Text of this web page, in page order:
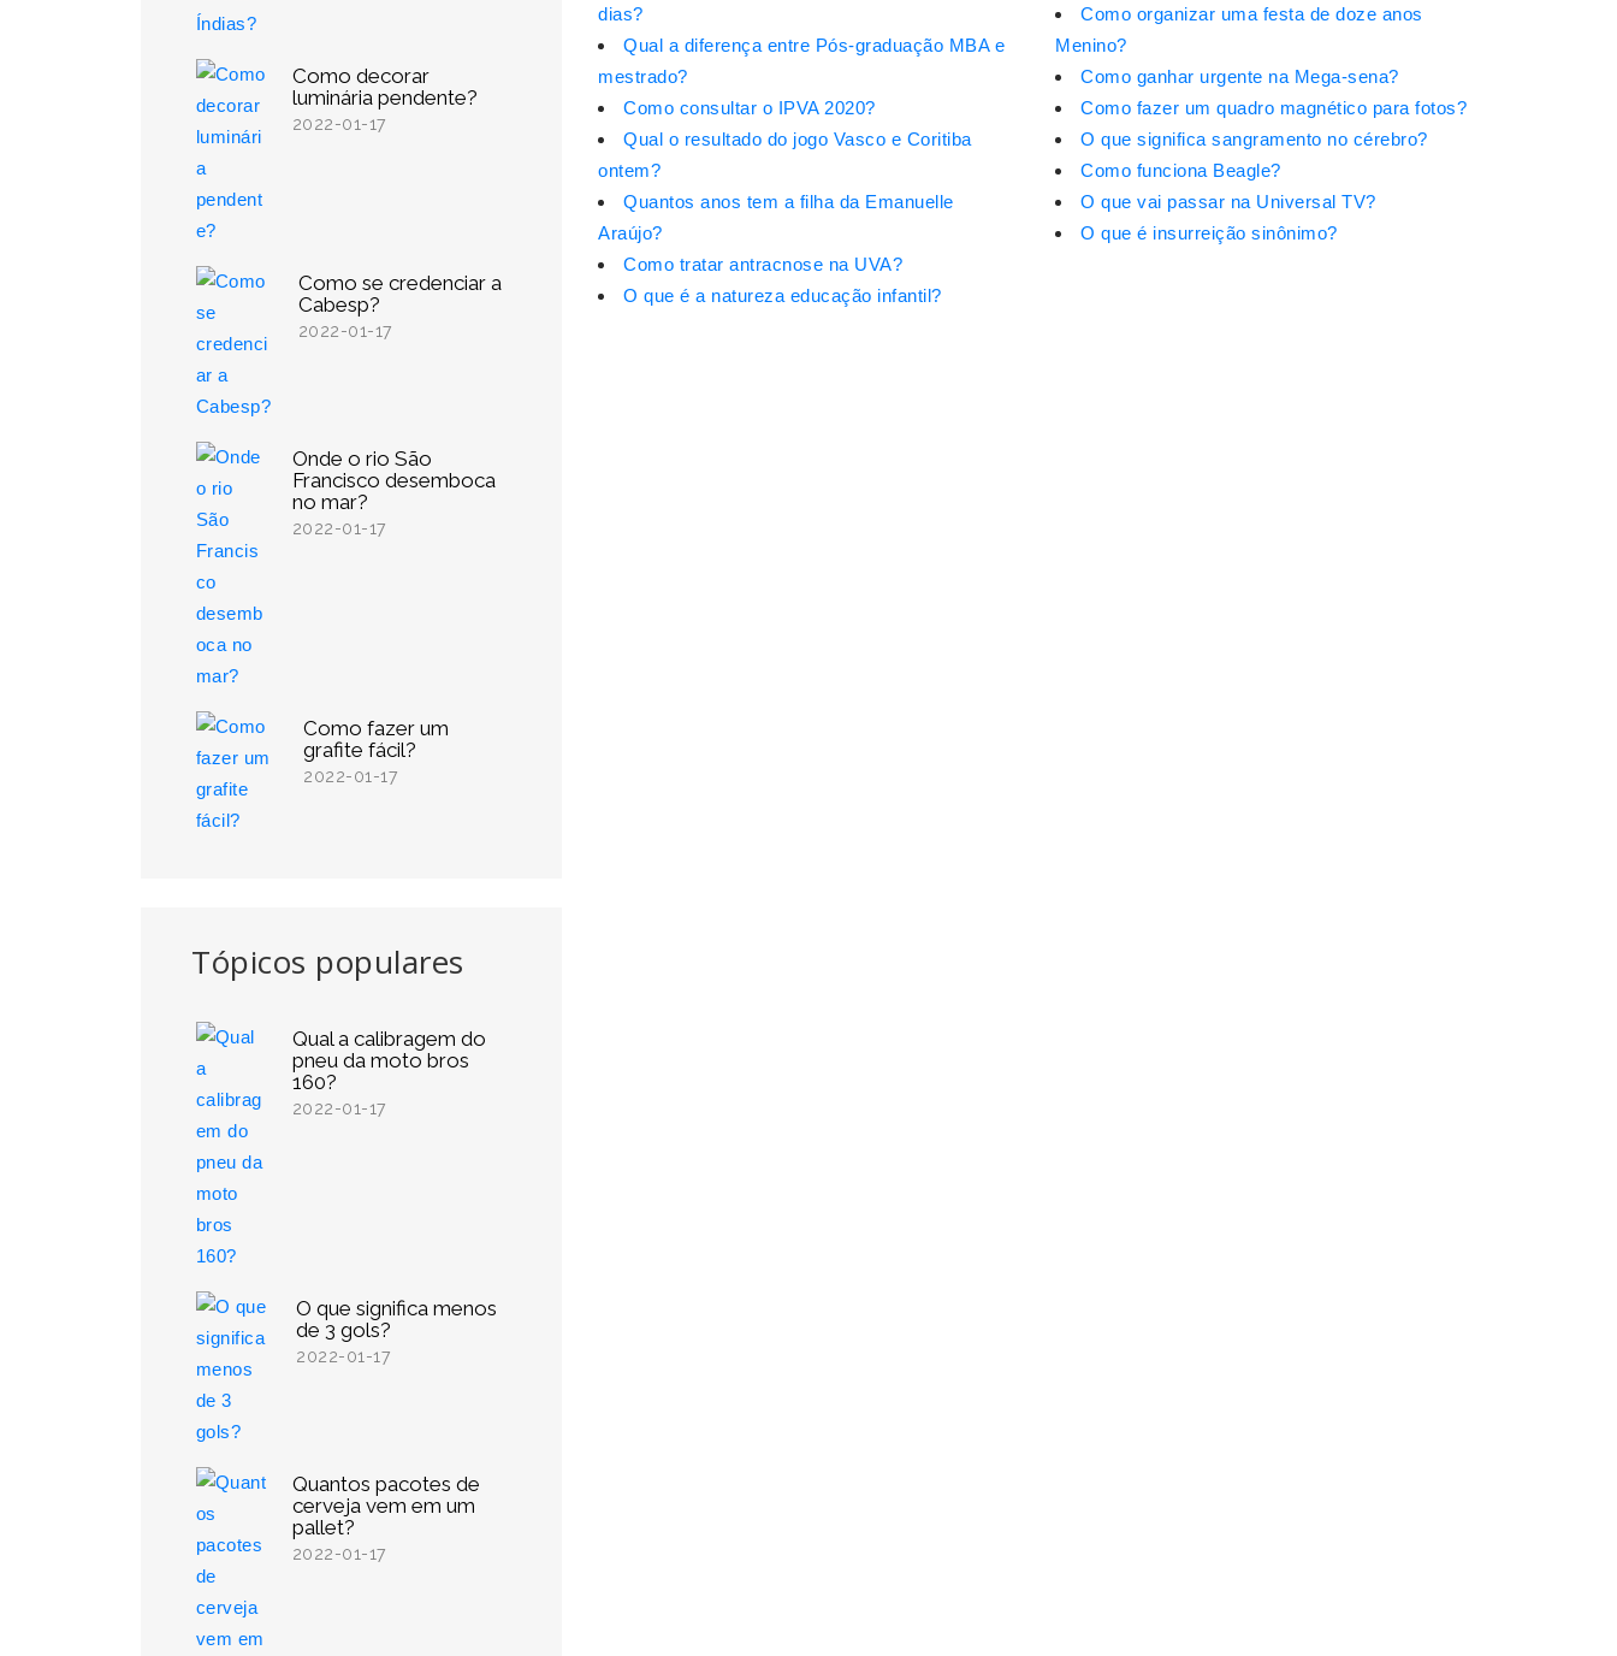
Como decorar
luminária pendente?
2022-01-17
Como se credenciar a
Cabesp?
2022-01-17
Onde o rio São
Francisco desemboca
no mar?
2022-01-17
Como fazer um
grafite fácil?
2022-01-17
Tópicos populares
Qual a calibragem do
pneu da moto bros
160?
2022-01-17
O que significa menos
de 3 gols?
2022-01-17
Quantos pacotes de
cerveja vem em um
pallet?
2022-01-17
dias?
Qual a diferença entre Pós-graduação MBA e
mestrado?
Como consultar o IPVA 2020?
Qual o resultado do jogo Vasco e Coritiba
ontem?
Quantos anos tem a filha da Emanuelle
Araújo?
Como tratar antracnose na UVA?
O que é a natureza educação infantil?
Como organizar uma festa de doze anos
Menino?
Como ganhar urgente na Mega-sena?
Como fazer um quadro magnético para fotos?
O que significa sangramento no cérebro?
Como funciona Beagle?
O que vai passar na Universal TV?
O que é insurreição sinônimo?